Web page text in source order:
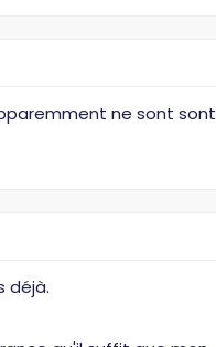
ne sont sont
déjà.